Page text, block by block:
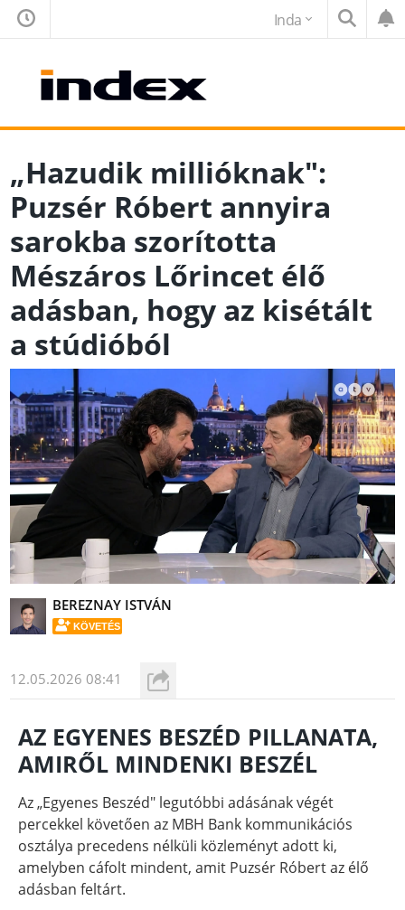
Inda
„Hazudik millióknak":
Puzsér Róbert annyira
sarokba szorította
Mészáros Lőrincet élő
adásban, hogy az kisétált
a stúdióból
BEREZNAY ISTVÁN
KÖVETÉS
12.05.2026 08:41
AZ EGYENES BESZÉD PILLANATA,
AMIRŐL MINDENKI BESZÉL
Az „Egyenes Beszéd" legutóbbi adásának végét
percekkel követően az MBH Bank kommunikációs
osztálya precedens nélküli közleményt adott ki,
amelyben cáfolt mindent, amit Puzsér Róbert az élő
adásban feltárt.